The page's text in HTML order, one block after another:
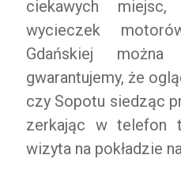
ciekawych
wycieczek
Gdańskiej można
gwarantujemy, że
czy Sopotu siedząc
zerkając w
wizyta na pokładzie